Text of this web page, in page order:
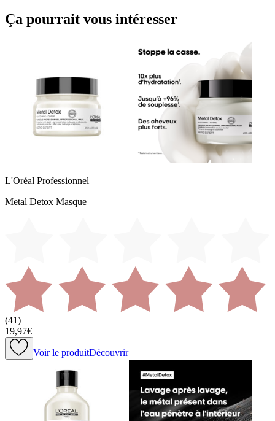
Ça pourrait vous intéresser
L'Oréal Professionnel
Metal Detox Masque
(41)
19,97€
Voir le produitDécouvrir